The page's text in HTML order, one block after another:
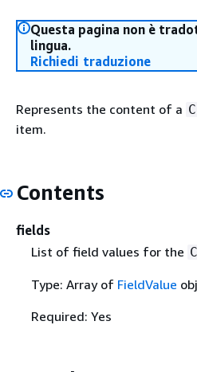
Questa pagina non è
lingua.
Richiedi traduzione
Represents the content of a
item.
Contents
fields
List of field values for the
Type: Array of FieldValue
Required: Yes